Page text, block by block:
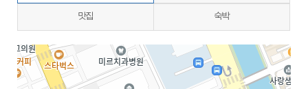
맛집 숙박
지도삽입 (가로100%)